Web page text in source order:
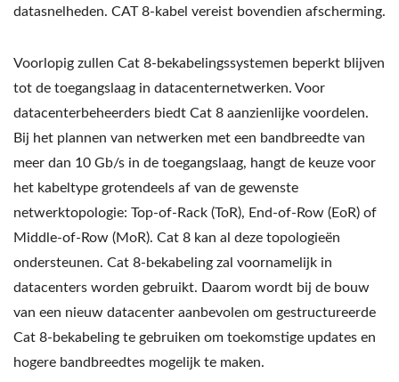
datasnelheden. CAT 8-kabel vereist bovendien afscherming.
Voorlopig zullen Cat 8-bekabelingssystemen beperkt blijven
tot de toegangslaag in datacenternetwerken. Voor
datacenterbeheerders biedt Cat 8 aanzienlijke voordelen.
Bij het plannen van netwerken met een bandbreedte van
meer dan 10 Gb/s in de toegangslaag, hangt de keuze voor
het kabeltype grotendeels af van de gewenste
netwerktopologie: Top-of-Rack (ToR), End-of-Row (EoR) of
Middle-of-Row (MoR). Cat 8 kan al deze topologieën
ondersteunen. Cat 8-bekabeling zal voornamelijk in
datacenters worden gebruikt. Daarom wordt bij de bouw
van een nieuw datacenter aanbevolen om gestructureerde
Cat 8-bekabeling te gebruiken om toekomstige updates en
hogere bandbreedtes mogelijk te maken.